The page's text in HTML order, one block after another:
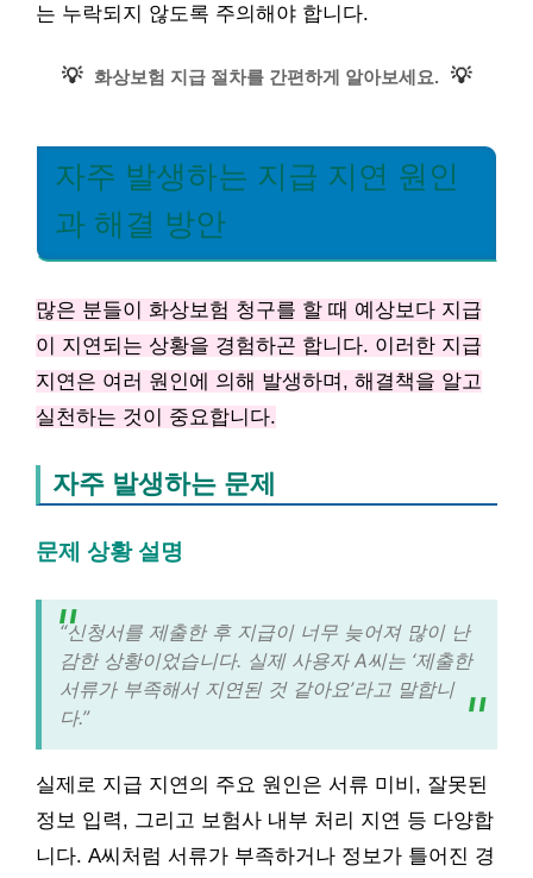
는 누락되지 않도록 주의해야 합니다.
💡 화상보험 지급 절차를 간편하게 알아보세요. 💡
자주 발생하는 지급 지연 원인
과 해결 방안
많은 분들이 화상보험 청구를 할 때 예상보다 지급
이 지연되는 상황을 경험하곤 합니다. 이러한 지급
지연은 여러 원인에 의해 발생하며, 해결책을 알고
실천하는 것이 중요합니다.
자주 발생하는 문제
문제 상황 설명
“신청서를 제출한 후 지급이 너무 늦어져 많이 난
감한 상황이었습니다. 실제 사용자 A씨는 ‘제출한
서류가 부족해서 지연된 것 같아요’라고 말합니
다.”
실제로 지급 지연의 주요 원인은 서류 미비, 잘못된
정보 입력, 그리고 보험사 내부 처리 지연 등 다양합
니다. A씨처럼 서류가 부족하거나 정보가 틀어진 경